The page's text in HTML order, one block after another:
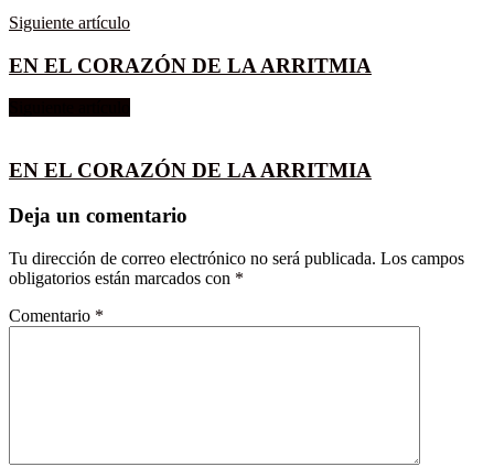
Siguiente artículo
EN EL CORAZÓN DE LA ARRITMIA
EN EL CORAZÓN DE LA ARRITMIA
Deja un comentario
Tu dirección de correo electrónico no será publicada. Los campos
obligatorios están marcados con *
Comentario *